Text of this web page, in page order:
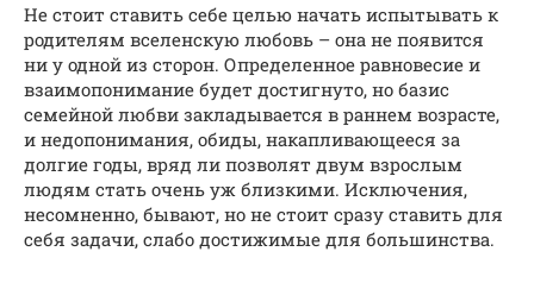
Не стоит ставить себе целью начать испытывать к
родителям вселенскую любовь – она не появится
ни у одной из сторон. Определенное равновесие и
взаимопонимание будет достигнуто, но базис
семейной любви закладывается в раннем возрасте,
и недопонимания, обиды, накапливающееся за
долгие годы, вряд ли позволят двум взрослым
людям стать очень уж близкими. Исключения,
несомненно, бывают, но не стоит сразу ставить для
себя задачи, слабо достижимые для большинства.